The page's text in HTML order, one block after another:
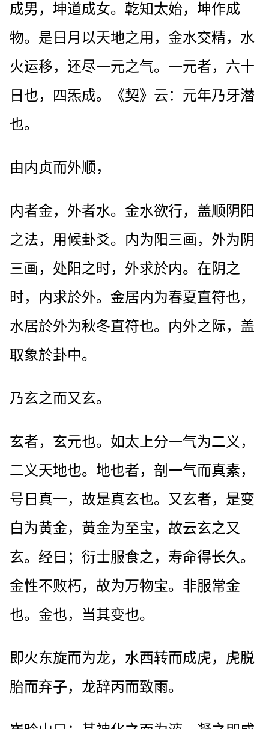
成男，坤道成女。乾知太始，坤作成
物。是日月以天地之用，金水交精，水
火运移，还尽一元之气。一元者，六十
日也，四炁成。《契》云：元年乃牙潜
也。
由内贞而外顺，
内者金，外者水。金水欲行，盖顺阴阳
之法，用候卦爻。内为阳三画，外为阴
三画，处阳之时，外求於内。在阴之
时，内求於外。金居内为春夏直符也，
水居於外为秋冬直符也。内外之际，盖
取象於卦中。
乃玄之而又玄。
玄者，玄元也。如太上分一气为二义，
二义天地也。地也者，剖一气而真素，
号日真一，故是真玄也。又玄者，是变
白为黄金，黄金为至宝，故云玄之又
玄。经日；衍士服食之，寿命得长久。
金性不败朽，故为万物宝。非服常金
也。金也，当其变也。
即火东旋而为龙，水西转而成虎，虎脱
胎而弃子，龙辞丙而致雨。